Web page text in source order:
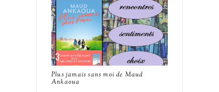
Plus jamais sans moi de Maud
Ankaoua